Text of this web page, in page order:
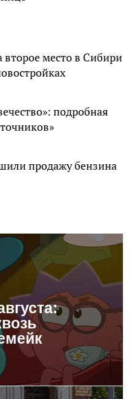
второе место в Сибири
подробная
продажу бензина